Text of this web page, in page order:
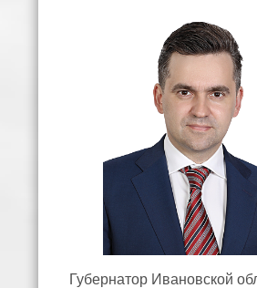
Губернатор Ивановской